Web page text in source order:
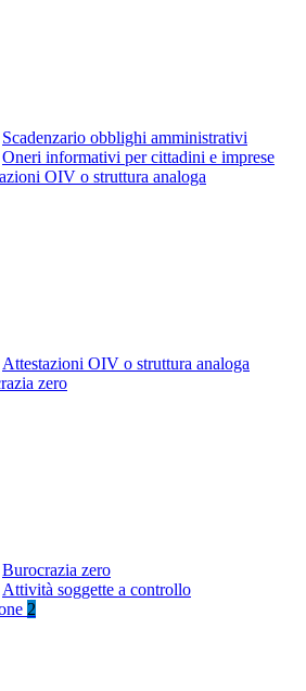
Scadenzario obblighi amministrativi
Oneri informativi per cittadini e imprese
OIV o struttura analoga
Attestazioni OIV o struttura analoga
zero
Burocrazia zero
Attività soggette a controllo
2